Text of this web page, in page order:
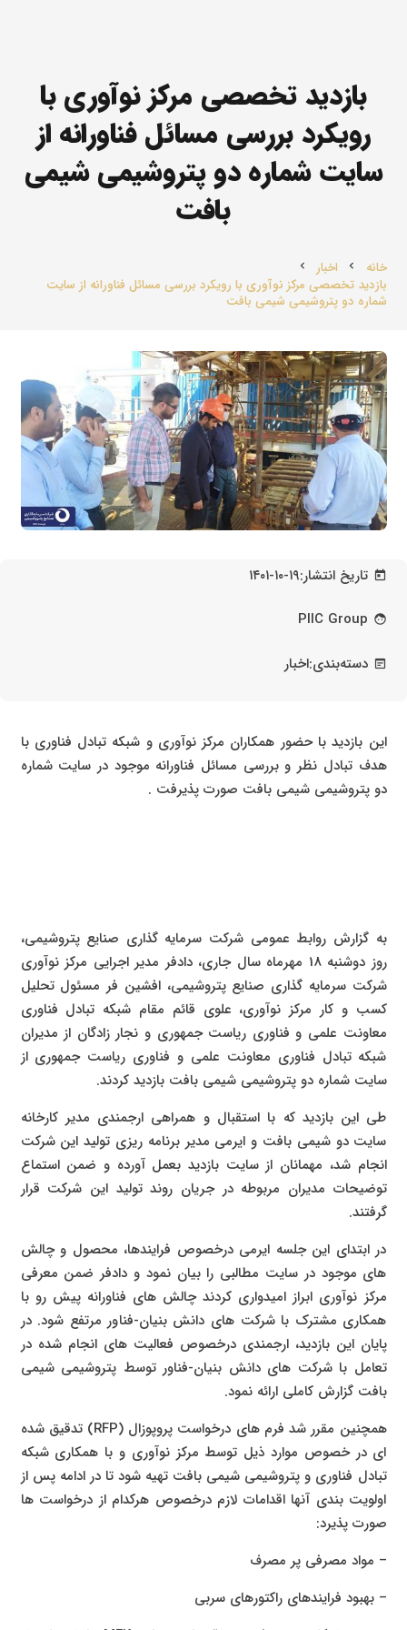
بازدید تخصصی مرکز نوآوری با
رویکرد بررسی مسائل فناورانه از
سایت شماره دو پتروشیمی شیمی
بافت
خانه chevron_left اخبار chevron_left
بازدید تخصصی مرکز نوآوری با رویکرد بررسی مسائل فناورانه از سایت
شماره دو پتروشیمی شیمی بافت
today تاریخ انتشار:۱۴۰۱-۱۰-۱۹
face
PIIC Group
wysiwyg دسته‌بندی:اخبار
این بازدید با حضور همکاران مرکز نوآوری و شبکه تبادل فناوری با
هدف تبادل نظر و بررسی مسائل فناورانه موجود در سایت شماره
دو پتروشیمی شیمی بافت صورت پذیرفت .
به گزارش روابط عمومی شرکت سرمایه گذاری صنایع پتروشیمی،
روز دوشنبه 18 مهرماه سال جاری، دادفر مدیر اجرایی مرکز نوآوری
شرکت سرمایه گذاری صنایع پتروشیمی، افشین فر مسئول تحلیل
کسب و کار مرکز نوآوری، علوی قائم مقام شبکه تبادل فناوری
معاونت علمی و فناوری ریاست جمهوری و نجار زادگان از مدیران
شبکه تبادل فناوری معاونت علمی و فناوری ریاست جمهوری از
سایت شماره دو پتروشیمی شیمی بافت بازدید کردند.
طی این بازدید که با استقبال و همراهی ارجمندی مدیر کارخانه
سایت دو شیمی بافت و ایرمی مدیر برنامه ریزی تولید این شرکت
انجام شد، مهمانان از سایت بازدید بعمل آورده و ضمن استماع
توضیحات مدیران مربوطه در جریان روند تولید این شرکت قرار
گرفتند.
در ابتدای این جلسه ایرمی درخصوص فرایندها، محصول و چالش
های موجود در سایت مطالبی را بیان نمود و دادفر ضمن معرفی
مرکز نوآوری ابراز امیدواری کردند چالش های فناورانه پیش رو با
همکاری مشترک با شرکت های دانش بنیان-فناور مرتفع شود. در
پایان این بازدید، ارجمندی درخصوص فعالیت های انجام شده در
تعامل با شرکت های دانش بنیان-فناور توسط پتروشیمی شیمی
بافت گزارش کاملی ارائه نمود.
همچنین مقرر شد فرم های درخواست پروپوزال (RFP) تدقیق شده
ای در خصوص موارد ذیل توسط مرکز نوآوری و با همکاری شبکه
تبادل فناوری و پتروشیمی شیمی بافت تهیه شود تا در ادامه پس از
اولویت بندی آنها اقدامات لازم درخصوص هرکدام از درخواست ها
صورت پذیرد:
– مواد مصرفی پر مصرف
– بهبود فرایندهای راکتورهای سربی